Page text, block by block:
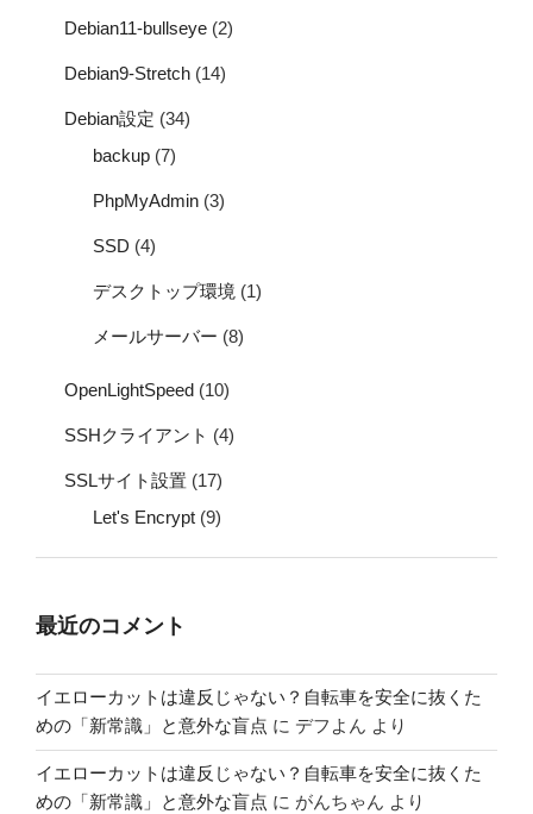
Debian11-bullseye (2)
Debian9-Stretch (14)
Debian設定 (34)
backup (7)
PhpMyAdmin (3)
SSD (4)
デスクトップ環境 (1)
メールサーバー (8)
OpenLightSpeed (10)
SSHクライアント (4)
SSLサイト設置 (17)
Let's Encrypt (9)
最近のコメント
イエローカットは違反じゃない？自転車を安全に抜くた
めの「新常識」と意外な盲点 に デフよん より
イエローカットは違反じゃない？自転車を安全に抜くた
めの「新常識」と意外な盲点 に がんちゃん より